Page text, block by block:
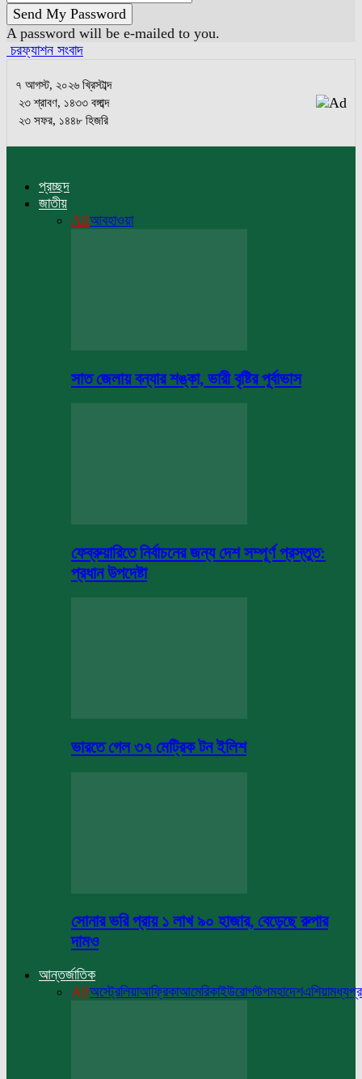
A password will be e-mailed to you.
চরফ্যাশন সংবাদ
৭ আগস্ট, ২০২৬ খ্রিস্টাব্দ
২৩ শ্রাবণ, ১৪৩৩ বঙ্গাব্দ
২৩ সফর, ১৪৪৮ হিজরি
প্রচ্ছদ
জাতীয়
Allআবহাওয়া
সাত জেলায় বন্যার শঙ্কা, ভারী বৃষ্টির পূর্বাভাস
ফেব্রুয়ারিতে নির্বাচনের জন্য দেশ সম্পূর্ণ প্রস্তুত:
প্রধান উপদেষ্টা
ভারতে গেল ৩৭ মেট্রিক টন ইলিশ
সোনার ভরি প্রায় ১ লাখ ৯০ হাজার, বেড়েছে রুপার
দামও
আন্তর্জাতিক
Allঅস্ট্রেলিয়াআফ্রিকাআমেরিকাইউরোপউপমহাদেশএশিয়া